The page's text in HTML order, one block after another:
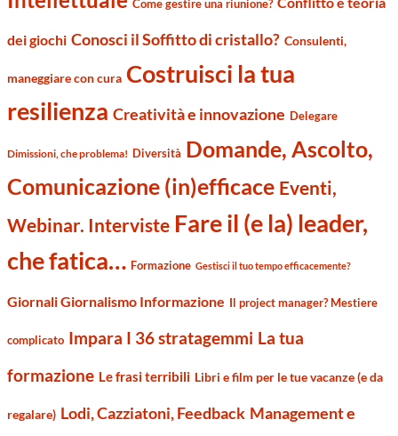
Come gestire una riunione?
dei giochi Conosci il Soffitto di cristallo? Consulenti,
maneggiare con cura Costruisci la tua
resilienza Creatività e innovazione Delegare
Dimissioni, che problema! Diversità Domande, Ascolto,
Comunicazione (in)efficace Eventi,
Webinar. Interviste Fare il (e la) leader,
che fatica… Formazione Gestisci il tuo tempo efficacemente?
Giornali Giornalismo Informazione Il project manager? Mestiere
complicato Impara I 36 stratagemmi La tua
formazione Le frasi terribili Libri e film per le tue vacanze (e da
regalare) Lodi, Cazziatoni, Feedback Management e